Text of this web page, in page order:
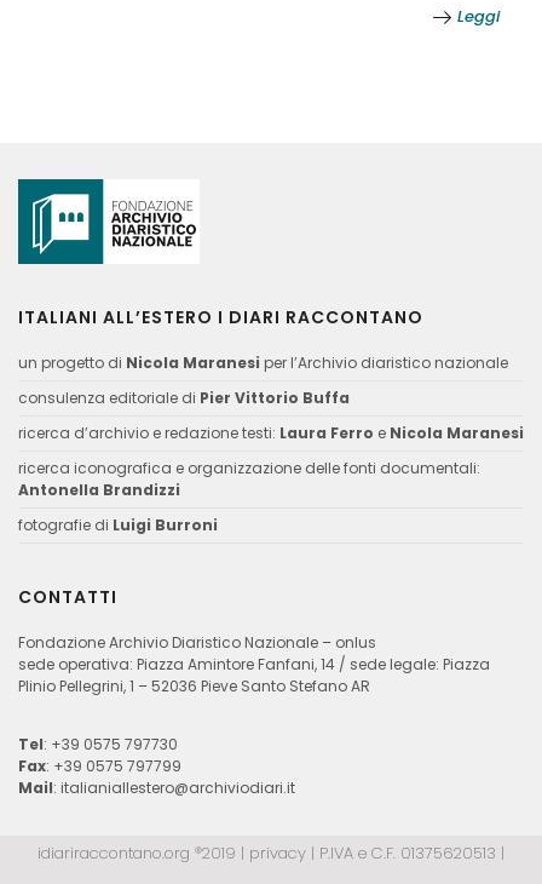
Leggi
ITALIANI ALL’ESTERO I DIARI RACCONTANO
un progetto di Nicola Maranesi per l’Archivio diaristico nazionale
consulenza editoriale di Pier Vittorio Buffa
ricerca d’archivio e redazione testi: Laura Ferro e Nicola Maranesi
ricerca iconografica e organizzazione delle fonti documentali:
Antonella Brandizzi
fotografie di Luigi Burroni
CONTATTI
Fondazione Archivio Diaristico Nazionale – onlus
sede operativa: Piazza Amintore Fanfani, 14 / sede legale: Piazza
Plinio Pellegrini, 1 – 52036 Pieve Santo Stefano AR
Tel: +39 0575 797730
Fax: +39 0575 797799
Mail: italianiallestero@archiviodiari.it
idiariraccontano.org ®2019 | privacy | P.IVA e C.F. 01375620513 |